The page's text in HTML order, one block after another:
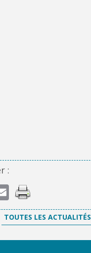
:
Email
TOUTES LES ACTUALITÉS